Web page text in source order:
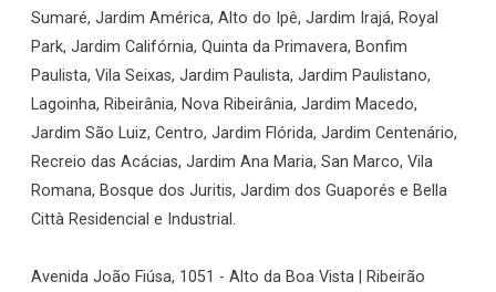
Sumaré, Jardim América, Alto do Ipê, Jardim Irajá, Royal
Park, Jardim Califórnia, Quinta da Primavera, Bonfim
Paulista, Vila Seixas, Jardim Paulista, Jardim Paulistano,
Lagoinha, Ribeirânia, Nova Ribeirânia, Jardim Macedo,
Jardim São Luiz, Centro, Jardim Flórida, Jardim Centenário,
Recreio das Acácias, Jardim Ana Maria, San Marco, Vila
Romana, Bosque dos Juritis, Jardim dos Guaporés e Bella
Città Residencial e Industrial.
Avenida João Fiúsa, 1051 - Alto da Boa Vista | Ribeirão